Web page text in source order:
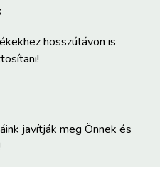
hosszútávon is
javítják meg Önnek és